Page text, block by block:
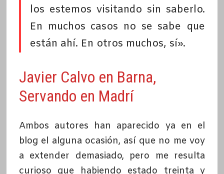
los estemos visitando sin saberlo.
En muchos casos no se sabe que
están ahí. En otros muchos, sí».
Javier Calvo en Barna,
Servando en Madrí
Ambos autores han aparecido ya en el
blog el alguna ocasión, así que no me voy
a extender demasiado, pero me resulta
curioso que habiendo estado treinta y